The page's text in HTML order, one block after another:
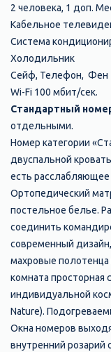
2 человека, 1 доп.
Кабельное
Система
Холодильник
Сейф, Телефон, Фен
Wi-Fi 100 мбит/сек.
Стандартный
отдельными.
Номер категории
двуспальной
есть расслабляющее
Ортопедический
постельное белье.
соединить
современный
махровые полотенца
комната просторная
индивидуальной
Nature).
Окна номеров
внутренний розарий